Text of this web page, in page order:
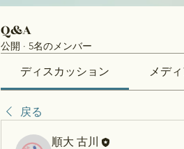
Q&A
公開 · 5名のメンバー
ディスカッション メデ
戻る
順大 古川